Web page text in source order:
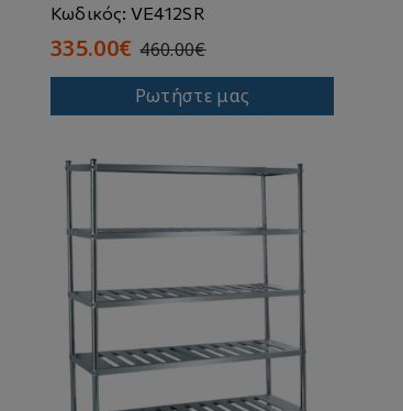
Κωδικός: VE412SR
335.00€ 460.00€
Ρωτήστε μας